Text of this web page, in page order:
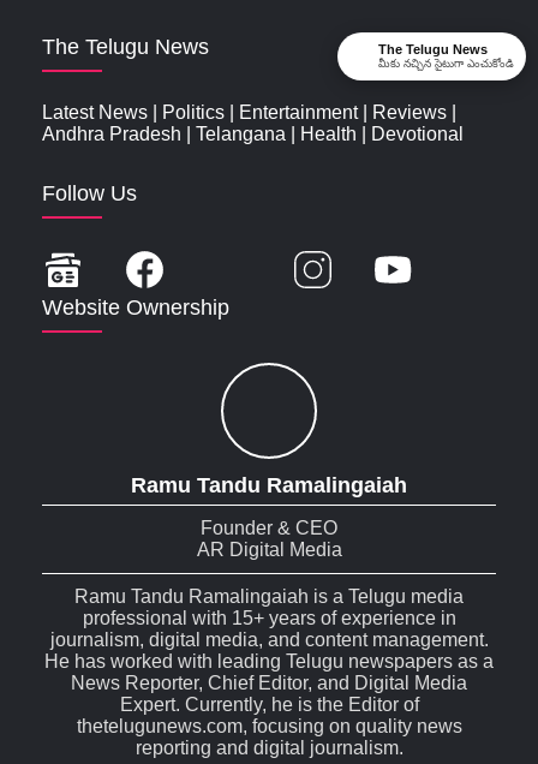
The Telugu News
Latest News Politics Entertainment| Reviews
Andhra Pradesh
Telangana Health Devotional
Follow Us
Website Ownership
Ramu Tandu Ramalingaiah
Founder & CEO
AR Digital Media
Ramu Tandu Ramalingaiah is a Telugu media
professional with 15+ years of experience in
journalism, digital media, and content management.
He has worked with leading Telugu newspapers as a
News Reporter, Chief Editor, and Digital Media
Expert. Currently, he is the Editor of
thetelugunews.com, focusing on quality news
reporting and digital journalism.
The Telugu News
మీకు నచ్చిన సైటుగా ఎంచుకోండి